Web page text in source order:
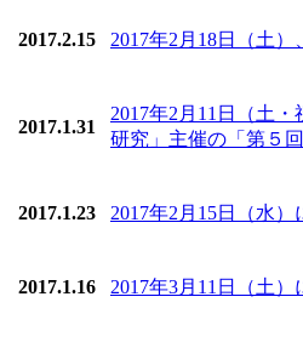
2017.2.15 2017年2月18日（土
2017.1.31
2017年2月11日（土
研究」主催の「第５
2017.1.23 2017年2月15日（水
2017.1.16 2017年3月11日（土